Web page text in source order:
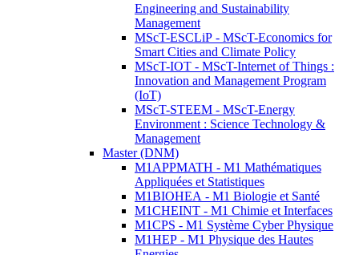
Engineering and Sustainability
Management
MScT-ESCLiP - MScT-Economics for
Smart Cities and Climate Policy
MScT-IOT - MScT-Internet of Things :
Innovation and Management Program
(IoT)
MScT-STEEM - MScT-Energy
Environment : Science Technology &
Management
Master (DNM)
M1APPMATH - M1 Mathématiques
Appliquées et Statistiques
M1BIOHEA - M1 Biologie et Santé
M1CHEINT - M1 Chimie et Interfaces
M1CPS - M1 Système Cyber Physique
M1HEP - M1 Physique des Hautes